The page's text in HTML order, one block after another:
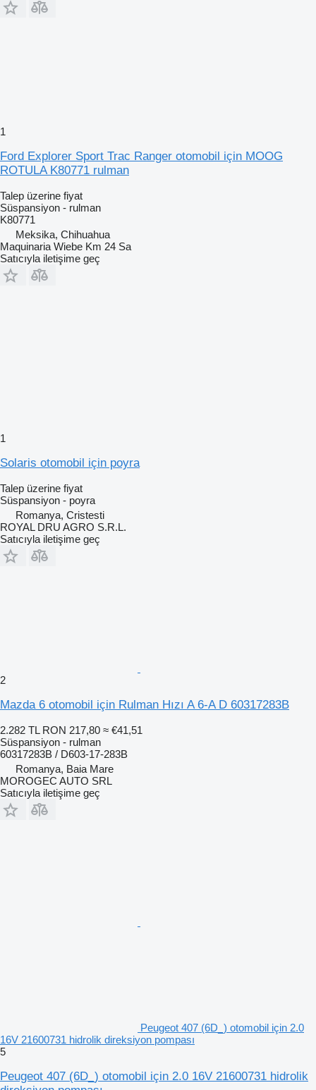
1
Ford Explorer Sport Trac Ranger otomobil için MOOG
ROTULA K80771 rulman
Talep üzerine fiyat
Süspansiyon - rulman
K80771
Meksika, Chihuahua
Maquinaria Wiebe Km 24 Sa
Satıcıyla iletişime geç
1
Solaris otomobil için poyra
Talep üzerine fiyat
Süspansiyon - poyra
Romanya, Cristesti
ROYAL DRU AGRO S.R.L.
Satıcıyla iletişime geç
2
Mazda 6 otomobil için Rulman Hızı A 6-A D 60317283B
2.282 TL RON 217,80 ≈ €41,51
Süspansiyon - rulman
60317283B / D603-17-283B
Romanya, Baia Mare
MOROGEC AUTO SRL
Satıcıyla iletişime geç
Peugeot 407 (6D_) otomobil için 2.0
16V 21600731 hidrolik direksiyon pompası
5
Peugeot 407 (6D_) otomobil için 2.0 16V 21600731 hidrolik